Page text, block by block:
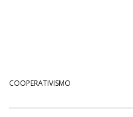
COOPERATIVISMO